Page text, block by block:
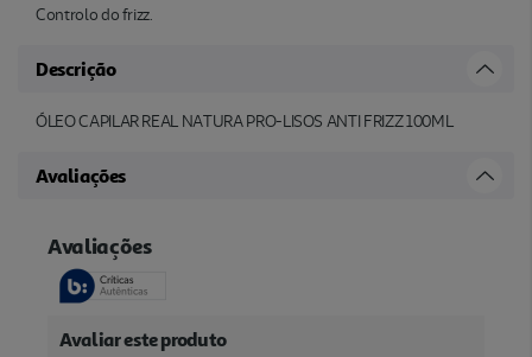
Controlo do frizz.
Descrição
ÓLEO CAPILAR REAL NATURA PRO-LISOS ANTI FRIZZ 100ML
Avaliações